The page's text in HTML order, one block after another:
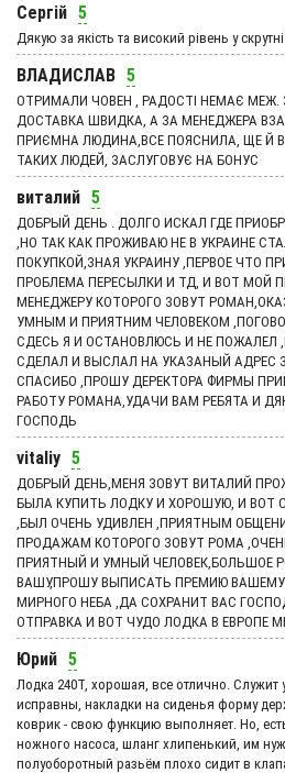
Сергій 5
Дякую за якість та високий рівень у
ВЛАДИСЛАВ 5
ОТРИМАЛИ ЧОВЕН , РАДОСТІ НЕМАЄ МЕЖ.
ДОСТАВКА ШВИДКА, А ЗА МЕНЕДЖЕРА
ПРИЄМНА ЛЮДИНА,ВСЕ ПОЯСНИЛА, ЩЕ Й
ТАКИХ ЛЮДЕЙ, ЗАСЛУГОВУЄ НА БОНУС
виталий 5
ДОБРЫЙ ДЕНЬ . ДОЛГО ИСКАЛ ГДЕ
,НО ТАК КАК ПРОЖИВАЮ НЕ В УКРАИНЕ
ПОКУПКОЙ,ЗНАЯ УКРАИНУ ,ПЕРВОЕ ЧТО
ПРОБЛЕМА ПЕРЕСЫЛКИ И ТД, И ВОТ МОЙ
МЕНЕДЖЕРУ КОТОРОГО ЗОВУТ
УМНЫМ И ПРИЯТНИМ ЧЕЛОВЕКОМ
СДЕСЬ Я И ОСТАНОВЛЮСЬ И НЕ ПОЖАЛЕЛ
СДЕЛАЛ И ВЫСЛАЛ НА УКАЗАНЫЙ АДРЕС
СПАСИБО ,ПРОШУ ДЕРЕКТОРА ФИРМЫ
РАБОТУ РОМАНА,УДАЧИ ВАМ РЕБЯТА И
ГОСПОДЬ
vitaliy 5
ДОБРЫЙ ДЕНЬ,МЕНЯ ЗОВУТ ВИТАЛИЙ
БЫЛА КУПИТЬ ЛОДКУ И ХОРОШУЮ, И
,БЫЛ ОЧЕНЬ УДИВЛЕН ,ПРИЯТНЫМ
ПРОДАЖАМ КОТОРОГО ЗОВУТ РОМА
ПРИЯТНЫЙ И УМНЫЙ ЧЕЛОВЕК,БОЛЬШОЕ
ВАШУ,ПРОШУ ВЫПИСАТЬ ПРЕМИЮ
МИРНОГО НЕБА ,ДА СОХРАНИТ ВАС
ОТПРАВКА И ВОТ ЧУДО ЛОДКА В ЕВРОПЕ
Юрий 5
Лодка 240Т, хорошая, все отлично. Служит
исправны, накладки на сиденья форму
коврик - свою функцию выполняет. Но,
ножного насоса, шланг хлипенький, им
полуоборотный разьём плохо сидит в